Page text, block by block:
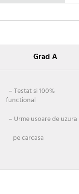
Grad A
– Testat si 100%
functional
– Urme usoare de uzura
pe carcasa